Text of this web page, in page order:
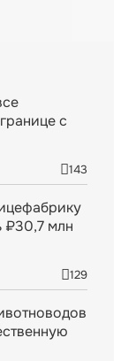
с
143
₽30,7 млн
129